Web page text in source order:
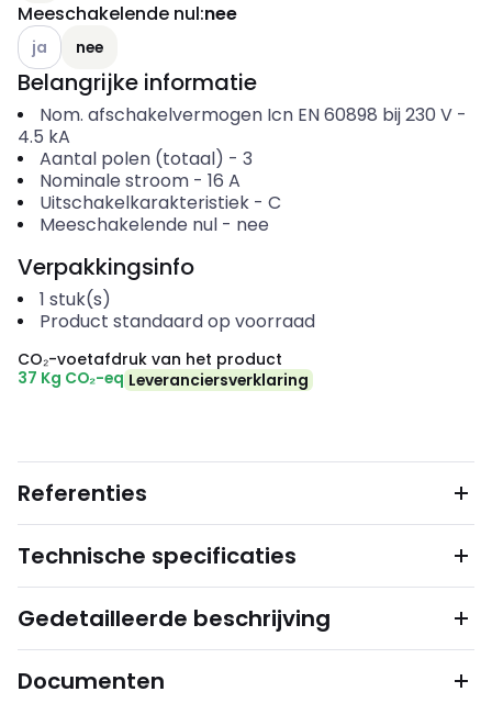
Meeschakelende nul:nee
Andere varianten (Huidige combinatie niet mogelijk)
ja nee
Belangrijke informatie
Nom. afschakelvermogen Icn EN 60898 bij 230 V-
4.5 kA
Aantal polen (totaal) - 3
Nominale stroom- 16 A
Uitschakelkarakteristiek- C
Meeschakelende nul- nee
Verpakkingsinfo
1 stuk(s)
Product standaard op voorraad
CO₂-voetafdruk van het product
37 Kg CO₂-eq Leveranciersverklaring
Referenties
Technische specificaties
Gedetailleerde beschrijving
Documenten